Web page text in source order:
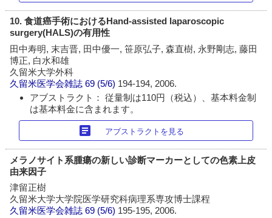
10. 食道癌手術におけるHand-assisted laparoscopic
surgery(HALS)の有用性
田中寿明, 末吉晋, 田中優一, 笹原弘子, 森直樹, 永野剛志, 藤田
博正, 白水和雄
久留米大学外科
久留米医学会雑誌 69 (5/6) 194-194, 2006.
アブストラクト： 従量制は110円（税込）、基本料金制
は基本料金に含まれます。
article アブストラクトを見る
メラノサイト系腫瘍の新しい診断マーカーとしての色素上皮
由来因子
津留正樹
久留米大学大学院医学研究科病理系専攻博士課程
久留米医学会雑誌 69 (5/6) 195-195, 2006.